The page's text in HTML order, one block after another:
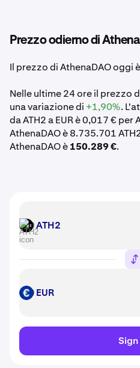
Prezzo odierno di
Il prezzo di AthenaDAO oggi è
Nelle ultime 24 ore il prezzo
una variazione di +1,90%.
da ATH2 a EUR è 0,017 €
AthenaDAO è 8.735.701
AthenaDAO è150.289 €.
ATH2 ATH2
EUR EUR
Sign